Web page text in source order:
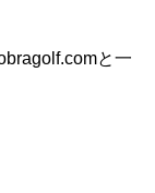
と一